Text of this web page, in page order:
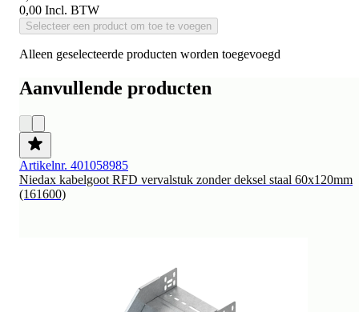
0,00 Incl. BTW
Selecteer een product om toe te voegen
Alleen geselecteerde producten worden toegevoegd
Aanvullende producten
Artikelnr. 401058985
Niedax kabelgoot RFD vervalstuk zonder deksel staal 60x120mm
(161600)